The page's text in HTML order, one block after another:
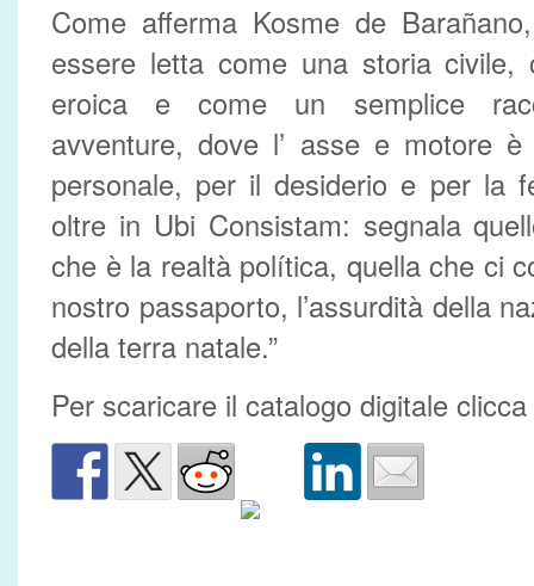
Come afferma Kosme de
essere letta come una storia civile,
eroica e come un semplice
avventure, dove l’ asse e motore
personale, per il desiderio e per la
oltre in Ubi Consistam: segnala
che è la realtà política, quella che ci
nostro passaporto, l’assurdità della
della terra natale.”
Per scaricare il catalogo digitale clicca